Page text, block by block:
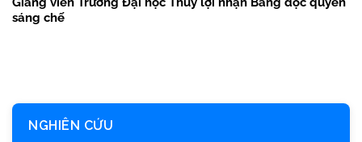
sáng chế
NGHIÊN CỨU